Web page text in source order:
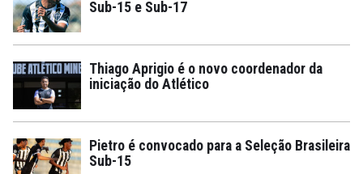
Sub-15 e Sub-17
Thiago Aprigio é o novo coordenador da
iniciação do Atlético
Pietro é convocado para a Seleção Brasileira
Sub-15